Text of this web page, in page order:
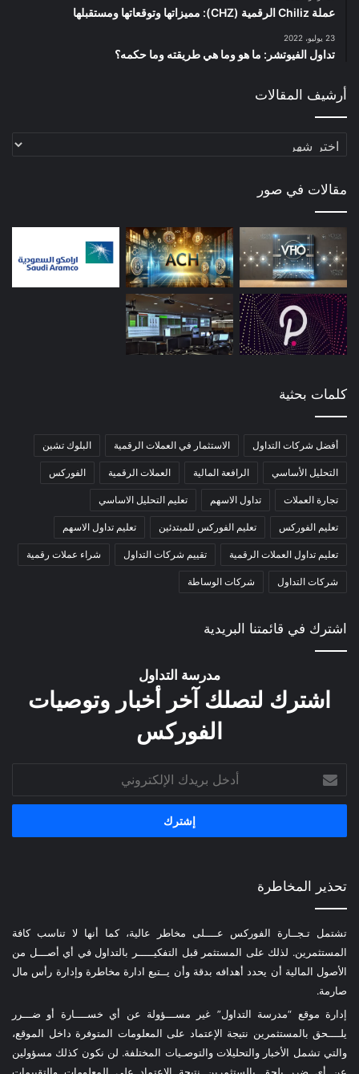
عملة Chiliz الرقمية (CHZ): مميزاتها وتوقعاتها ومستقبلها
23 يوليو، 2022
تداول الفيوتشر: ما هو وما هي طريقته وما حكمه؟
أرشيف المقالات
أرشيف
مقالات في صور
كلمات بحثية
أفضل شركات التداول الاستثمار في العملات الرقمية البلوك تشين
التحليل الأساسي الرافعة المالية العملات الرقمية الفوركس
تجارة العملات تداول الاسهم تعليم التحليل الاساسي
تعليم الفوركس تعليم الفوركس للمبتدئين تعليم تداول الاسهم
تعليم تداول العملات الرقمية تقييم شركات التداول شراء عملات رقمية
شركات التداول شركات الوساطة
اشترك في قائمتنا البريدية
مدرسة التداول
اشترك لتصلك آخر أخبار وتوصيات
الفوركس
بريدك
الإلكتروني
تحذير المخاطرة
تشتمل تـجــارة الفوركس عــــلى مخاطر عالية، كما أنها لا تناسب كافة
المستثمرين. لذلك على المستثمر قبل التفكيـــــر بالتداول في أي أصـــل من
الأصول المالية أن يحدد أهدافه بدقة وأن يــتبع ادارة مخاطرة وإدارة رأس مال
صارمة.
إدارة موقع “مدرسة التداول” غير مســـؤولة عن أي خســــارة أو ضـــرر
يلــــحق بالمستثمرين نتيجة الإعتماد على المعلومات المتوفرة داخل الموقع،
والتي تشمل الأخبار والتحليلات والتوصـيات المختلفة. لن نكون كذلك مسؤولين